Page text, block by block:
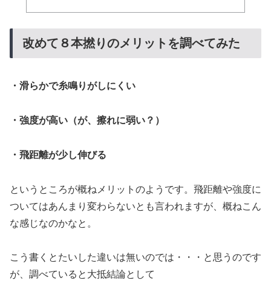
改めて８本撚りのメリットを調べてみた
・滑らかで糸鳴りがしにくい
・強度が高い（が、擦れに弱い？）
・飛距離が少し伸びる
というところが概ねメリットのようです。飛距離や強度に
ついてはあんまり変わらないとも言われますが、概ねこん
な感じなのかなと。
こう書くとたいした違いは無いのでは・・・と思うのです
が、調べていると大抵結論として